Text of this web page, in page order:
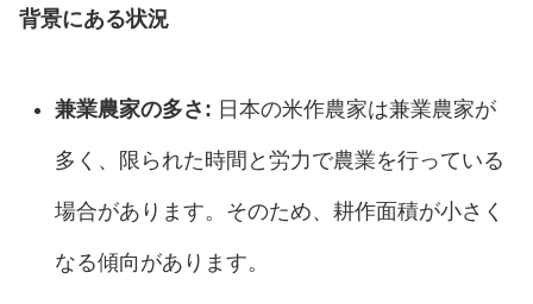
背景にある状況
兼業農家の多さ: 日本の米作農家は兼業農家が
多く、限られた時間と労力で農業を行っている
場合があります。そのため、耕作面積が小さく
なる傾向があります。